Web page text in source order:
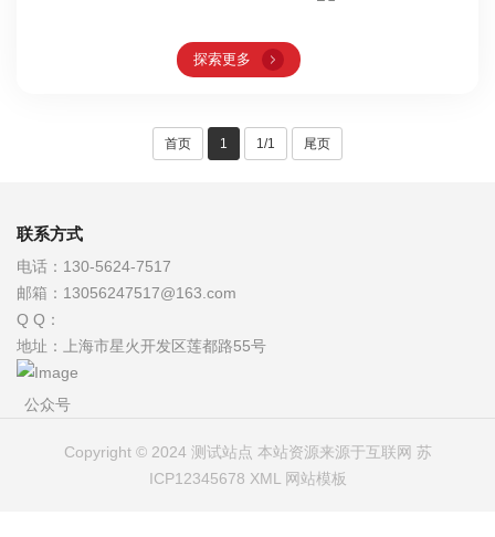
探索更多
首页 1 1/1 尾页
联系方式
电话： 130-5624-7517
邮箱： 13056247517@163.com
Q Q：
地址：
上海市星火开发区莲都路55号
公众号
Copyright © 2024 测试站点 本站资源来源于互联网 苏
ICP12345678 XML 网站模板